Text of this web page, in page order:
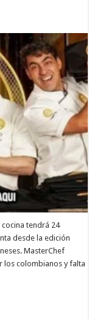
tendrá 24
desde la edición
MasterChef
los colombianos y falta